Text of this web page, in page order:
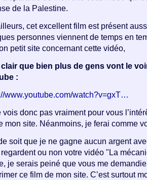
de la Palestine.
cet excellent film est présent
personnes viennent de temps en
petit site concernant cette vidéo,
clair que bien plus de gens vont le
:
www.youtube.com/watch?v=gxT…
vois donc pas vraiment pour vous
mon site. Néanmoins, je ferai comme
de soit que je ne gagne aucun argent
ou non votre vidéo "La
je serais peiné que vous me
ce film de mon site. C’est surtout